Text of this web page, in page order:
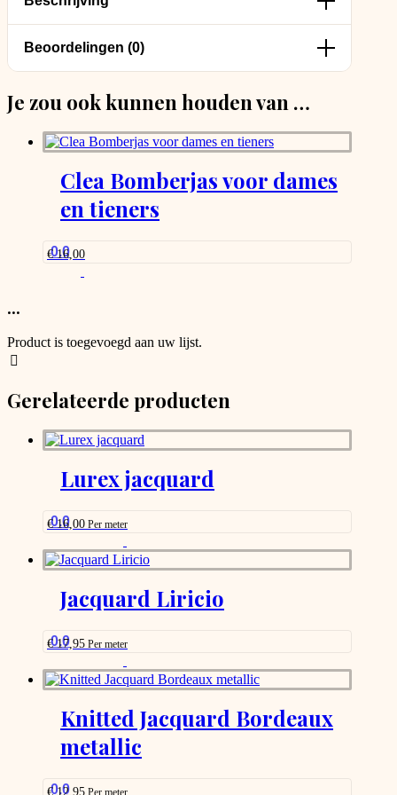
Beoordelingen (0)
Je zou ook kunnen houden van …
Clea Bomberjas voor dames
en tieners
0.0
€16,00
...
Product is toegevoegd aan uw lijst.
Gerelateerde producten
Lurex jacquard
0.0
€16,00 Per meter
product
has
that
on
the
page
Jacquard Liricio
0.0
€17,95 Per meter
product
has
options
that
Knitted Jacquard Bordeaux
metallic
0.0
€12,95 Per meter